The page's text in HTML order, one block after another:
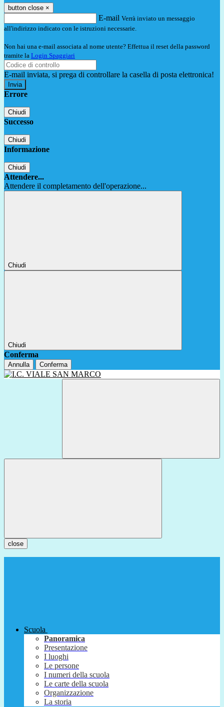
button close ×
E-mail Verrà inviato un messaggio
all'indirizzo indicato con le istruzioni necessarie.
Non hai una e-mail associata al nome utente? Effettua il reset della password
tramite la Login Spaggiari
E-mail inviata, si prega di controllare la casella di posta elettronica!
Errore
Chiudi
Successo
Chiudi
Informazione
Chiudi
Attendere...
Attendere il completamento dell'operazione...
Chiudi
Chiudi
Conferma
Annulla Conferma
close
Scuola
Panoramica
Presentazione
I luoghi
Le persone
I numeri della scuola
Le carte della scuola
Organizzazione
La storia